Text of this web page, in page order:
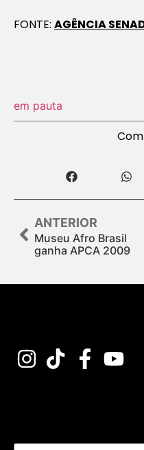
FONTE: AGÊNCIA
em pauta
ANTERIOR
Museu Afro Brasil
ganha APCA 2009